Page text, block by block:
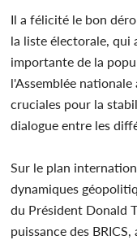
Il a félicité le bon
la liste électorale, qui
importante de la
l'Assemblée
cruciales pour la
dialogue entre les
Sur le plan
dynamiques
du Président Donald
puissance des